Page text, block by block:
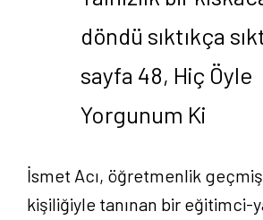
döndü sıktıkça
sayfa 48, Hiç Öyle
Yorgunum Ki
İsmet Acı, öğretmenlik
kişiliğiyle tanınan bir eğitimci-